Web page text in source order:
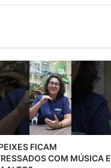
FICAM
COM MÚSICA E